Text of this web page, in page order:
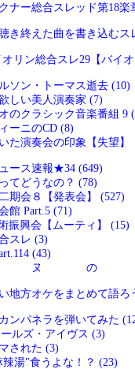
ー総合スレッド第18楽
き終えた曲を書き込むス
オリン総合スレ29【バイオ
ソン・トーマス逝去 (10)
しい美人演奏家 (7)
のクラシック音楽番組 9
ーニのCD (8)
た演奏会の印象【失望】
ース速報★34 (649)
てどうなの？ (78)
期会８【発表会】 (527)
館 Part.5 (71)
振興会【ムーティ】 (15)
スレ (3)
(43)
ヌ の
地方オケをまとめて語ろ
ンパネラを弾いてみた
ールズ・アイヴス (3)
された (3)
湯"食うよな！？ (23)